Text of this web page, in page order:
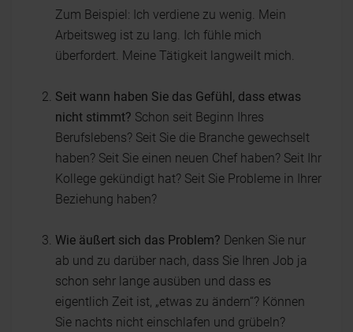
Zum Beispiel: Ich verdiene zu wenig. Mein
Arbeitsweg ist zu lang. Ich fühle mich
überfordert. Meine Tätigkeit langweilt mich.
Seit wann haben Sie das Gefühl, dass etwas
nicht stimmt? Schon seit Beginn Ihres
Berufslebens? Seit Sie die Branche gewechselt
haben? Seit Sie einen neuen Chef haben? Seit Ihr
Kollege gekündigt hat? Seit Sie Probleme in Ihrer
Beziehung haben?
Wie äußert sich das Problem? Denken Sie nur
ab und zu darüber nach, dass Sie Ihren Job ja
schon sehr lange ausüben und dass es
eigentlich Zeit ist, „etwas zu ändern“? Können
Sie nachts nicht einschlafen und grübeln?